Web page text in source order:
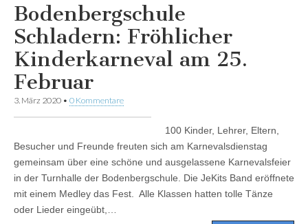
Bodenbergschule
Schladern: Fröhlicher
Kinderkarneval am 25.
Februar
3. März 2020 • 0 Kommentare
100 Kinder, Lehrer, Eltern,
Besucher und Freunde freuten sich am Karnevalsdienstag
gemeinsam über eine schöne und ausgelassene Karnevalsfeier
in der Turnhalle der Bodenbergschule. Die JeKits Band eröffnete
mit einem Medley das Fest. Alle Klassen hatten tolle Tänze
oder Lieder eingeübt,…